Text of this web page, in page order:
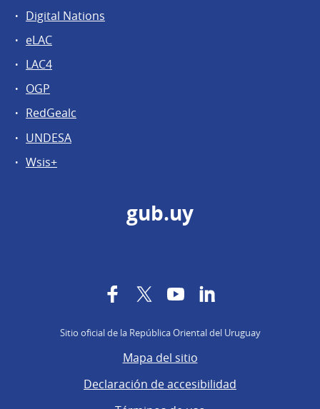
Digital Nations
eLAC
LAC4
OGP
RedGealc
UNDESA
Wsis+
gub.uy
FacebookTwitterYouTube
Sitio oficial de la República Oriental del Uruguay
Mapa del sitio
Declaración de accesibilidad